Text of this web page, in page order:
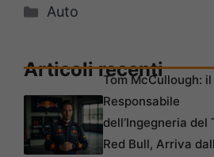
Categorie
Auto
Articoli recenti
Tom McCullough:
Responsabile
dell’Ingegneria del
Red Bull, Arriva